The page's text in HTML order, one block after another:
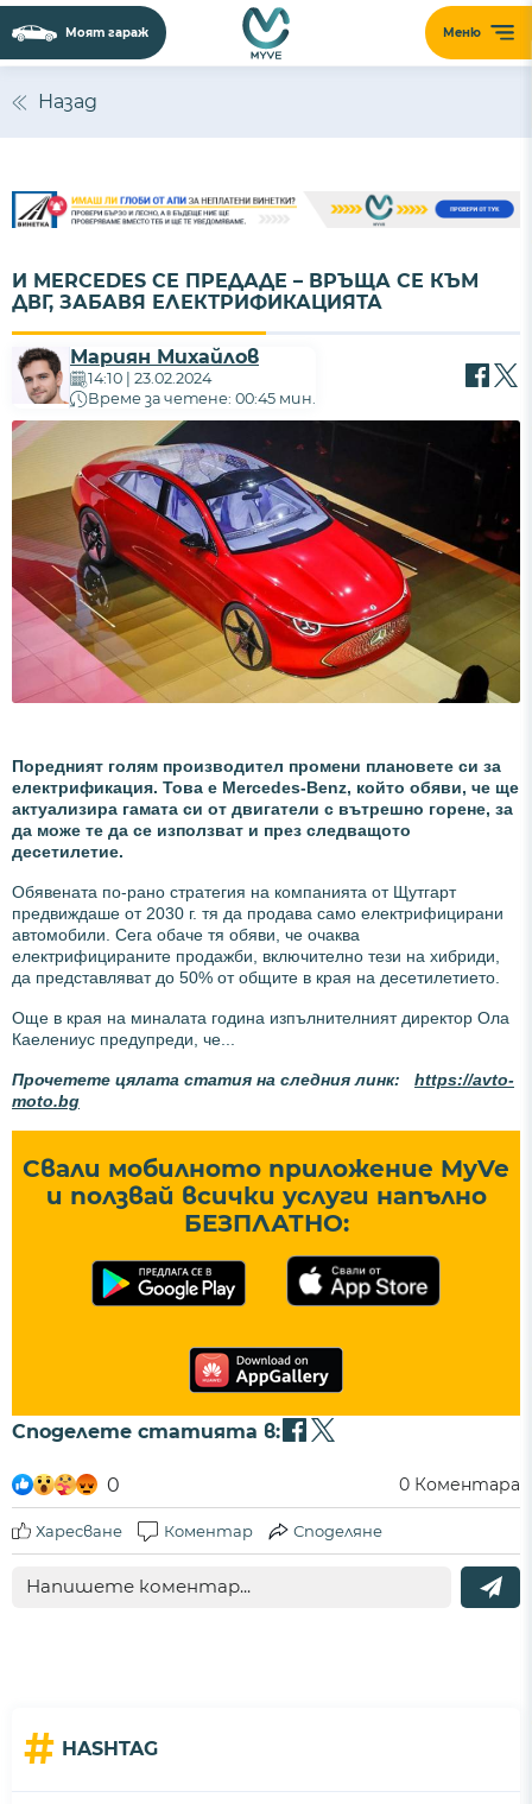
Меню
Моят гараж
Назад
И MERCEDES СЕ ПРЕДАДЕ – ВРЪЩА СЕ КЪМ
ДВГ, ЗАБАВЯ ЕЛЕКТРИФИКАЦИЯТА
Мариян Михайлов
14:10 | 23.02.2024
Време за четене: 00:45 мин.
Поредният голям производител промени плановете си за
електрификация. Това е Mercedes-Benz, който обяви, че ще
актуализира гамата си от двигатели с вътрешно горене, за
да може те да се използват и през следващото
десетилетие.
Обявената по-рано стратегия на компанията от Щутгарт
предвиждаше от 2030 г. тя да продава само електрифицирани
автомобили. Сега обаче тя обяви, че очаква
електрифицираните продажби, включително тези на хибриди,
да представляват до 50% от общите в края на десетилетието.
Още в края на миналата година изпълнителният директор Ола
Каелениус предупреди, че...
Прочетете цялата статия на следния линк: https://avto-
moto.bg
Свали мобилното приложение MyVe
и ползвай всички услуги напълно
БЕЗПЛАТНО:
Споделете статията в:
0 0 Коментара
Харесване Коментар Споделяне
# HASHTAG